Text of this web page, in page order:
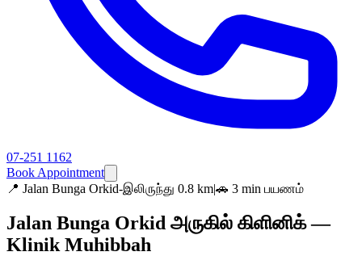
07-251 1162
Book Appointment
📍 Jalan Bunga Orkid-இலிருந்து 0.8 km|🚗 3 min பயணம்
Jalan Bunga Orkid அருகில் கிளினிக் —
Klinik Muhibbah